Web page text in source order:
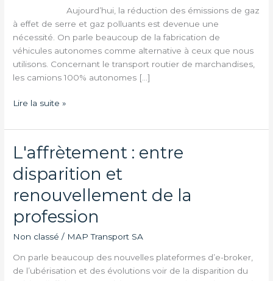
Aujourd’hui, la réduction des émissions de gaz
à effet de serre et gaz polluants est devenue une
nécessité. On parle beaucoup de la fabrication de
véhicules autonomes comme alternative à ceux que nous
utilisons. Concernant le transport routier de marchandises,
les camions 100% autonomes […]
transport
routier
de
marchandises
d’ici
Lire la suite »
L'affrètement : entre
disparition et
renouvellement de la
profession
Non classé / MAP Transport SA
On parle beaucoup des nouvelles plateformes d’e-broker,
de l’ubérisation et des évolutions voir de la disparition du
L'affrètement
entre
et
renouvellement
de
la
profession